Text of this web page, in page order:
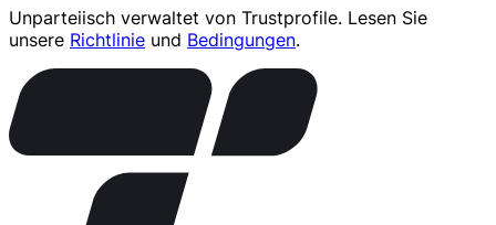
Unparteiisch verwaltet von Trustprofile. Lesen Sie
unsere Richtlinie und Bedingungen.